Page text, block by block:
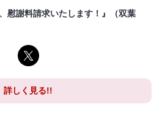
慰謝料請求いたします！』（双葉
詳しく見る!!